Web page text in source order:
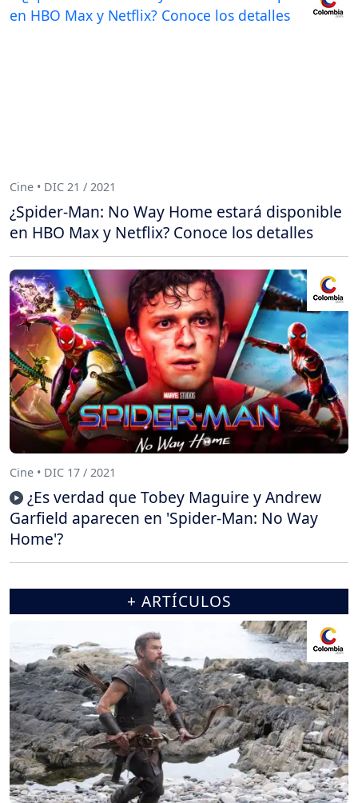
Cine • DIC 21 / 2021
¿Spider-Man: No Way Home estará disponible
en HBO Max y Netflix? Conoce los detalles
Cine • DIC 17 / 2021
¿Es verdad que Tobey Maguire y Andrew
Garfield aparecen en 'Spider-Man: No Way
Home'?
+ ARTÍCULOS